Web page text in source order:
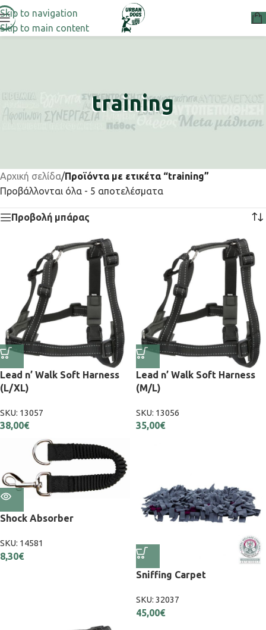
Skip to navigation
Skip to main content
training
Αρχική σελίδα/Προϊόντα με ετικέτα “training”
Προβάλλονται όλα - 5 αποτελέσματα
Προβολή μπάρας
Lead n’ Walk Soft Harness
(L/XL)
SKU: 13057
38,00€
Lead n’ Walk Soft Harness
(M/L)
SKU: 13056
35,00€
Shock Absorber
SKU: 14581
8,30€
Sniffing Carpet
SKU: 32037
45,00€